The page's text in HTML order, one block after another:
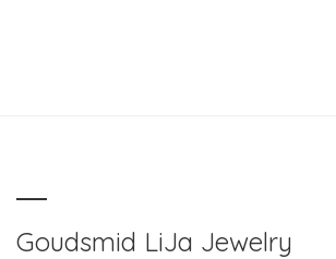
Goudsmid LiJa Jewelry